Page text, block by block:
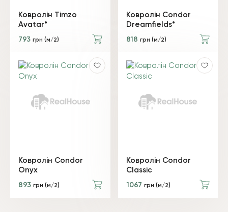
Ковролін Timzo
Avatar*
793 грн (м/2)
Ковролін Condor
Dreamfields*
818 грн (м/2)
Ковролін Condor
Onyx
893 грн (м/2)
Ковролін Condor
Classic
1067 грн (м/2)